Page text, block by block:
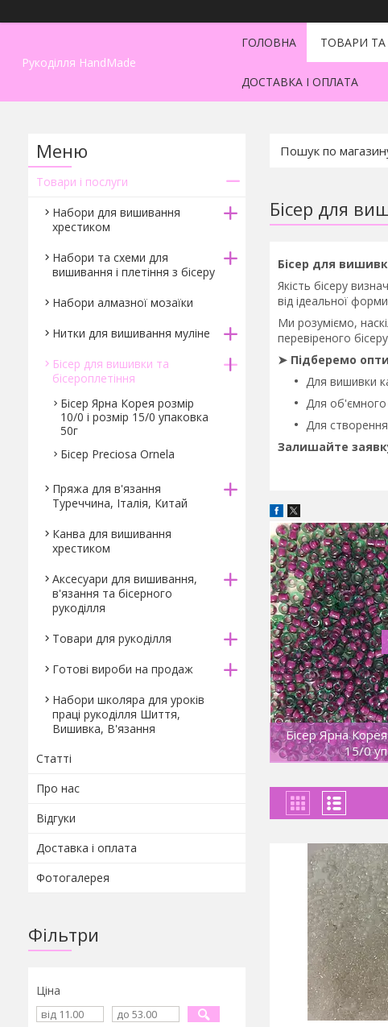
Рукоділля HandMade
ГОЛОВНА ТОВАРИ
ДОСТАВКА І ОПЛАТА
Бісер для
Бісер для
Якість бісеру
від ідеальної
Ми розуміємо,
перевіреного
➤ Підберемо
Для вишивки
Для об'ємного
Для
Залишайте
Бісер Ярна
15/0
Товари і послуги
Набори для вишивання
хрестиком
Набори та схеми для
вишивання і плетіння з бісеру
Набори алмазної мозаїки
Нитки для вишивання муліне
Бісер для вишивки та
бісероплетіння
Бісер Ярна Корея розмір
10/0 і розмір 15/0 упаковка
50г
Бісер Preciosa Ornela
Пряжа для в'язання
Туреччина, Італія, Китай
Канва для вишивання
хрестиком
Аксесуари для вишивання,
в'язання та бісерного
рукоділля
Товари для рукоділля
Готові вироби на продаж
Набори школяра для уроків
праці рукоділля Шиття,
Вишивка, В'язання
Статті
Про нас
Відгуки
Доставка і оплата
Фотогалерея
Фільтри
Ціна